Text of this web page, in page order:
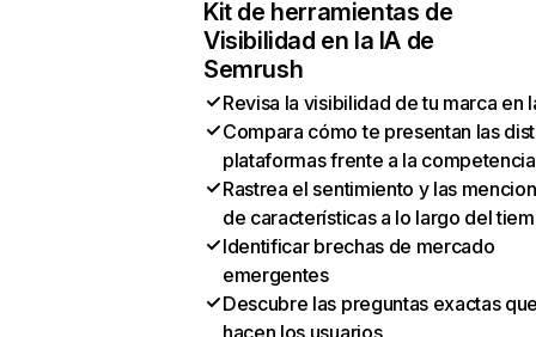
Kit de herramientas de
Visibilidad en la IA de
Semrush
Revisa la visibilidad de tu marca en
Compara cómo te presentan las
plataformas frente a la competencia
Rastrea el sentimiento y las
de características a lo largo del
Identificar brechas de mercado
emergentes
Descubre las preguntas exactas
hacen los usuarios